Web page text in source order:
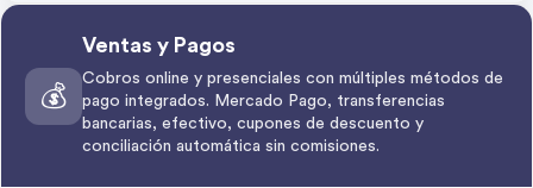
💰
Ventas y Pagos
Cobros online y presenciales con múltiples métodos de
pago integrados. Mercado Pago, transferencias
bancarias, efectivo, cupones de descuento y
conciliación automática sin comisiones.